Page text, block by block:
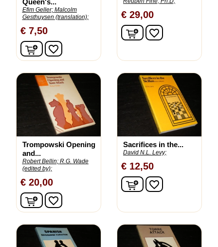
Queen's...
Efim Geller; Malcolm
Gesthuysen (translation);
€ 7,50
In winkelwagen
favorite_border
€ 29,00
In winkelwagen
favorite_border
Trompowski Opening
and...
Robert Bellin; R.G. Wade
(edited by);
€ 20,00
In winkelwagen
favorite_border
Sacrifices in the...
David N.L. Levy;
€ 12,50
In winkelwagen
favorite_border